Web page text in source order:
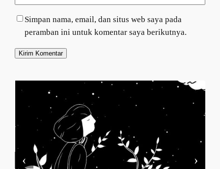
Simpan nama, email, dan situs web saya pada
peramban ini untuk komentar saya berikutnya.
‹ ›